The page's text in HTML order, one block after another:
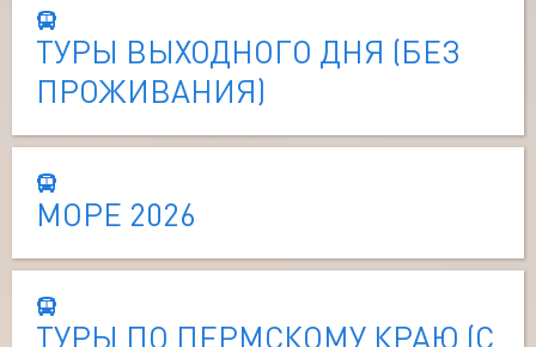
ТУРЫ ВЫХОДНОГО ДНЯ (БЕЗ
ПРОЖИВАНИЯ)
МОРЕ 2026
ТУРЫ ПО ПЕРМСКОМУ КРАЮ (С